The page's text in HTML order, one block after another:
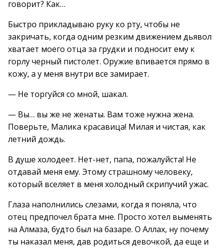
говорит? Как…
Быстро прикладываю руку ко рту, чтобы не
закричать, когда одним резким движением дьявол
хватает моего отца за грудки и подносит ему к
горлу черный пистолет. Оружие впивается прямо в
кожу, а у меня внутри все замирает.
— Не торгуйся со мной, шакал.
— Вы… вы же не женаты. Вам тоже нужна жена.
Поверьте, Малика красавица! Милая и чистая, как
летний дождь.
В душе холодеет. Нет-нет, папа, пожалуйста! Не
отдавай меня ему. Этому страшному человеку,
который вселяет в меня холодный скрипучий ужас.
Глаза наполнились слезами, когда я поняла, что
отец предпочел брата мне. Просто хотел выменять
на Алмаза, будто был на базаре. О Аллах, ну почему
ты наказал меня, дав родиться девочкой, да еще и